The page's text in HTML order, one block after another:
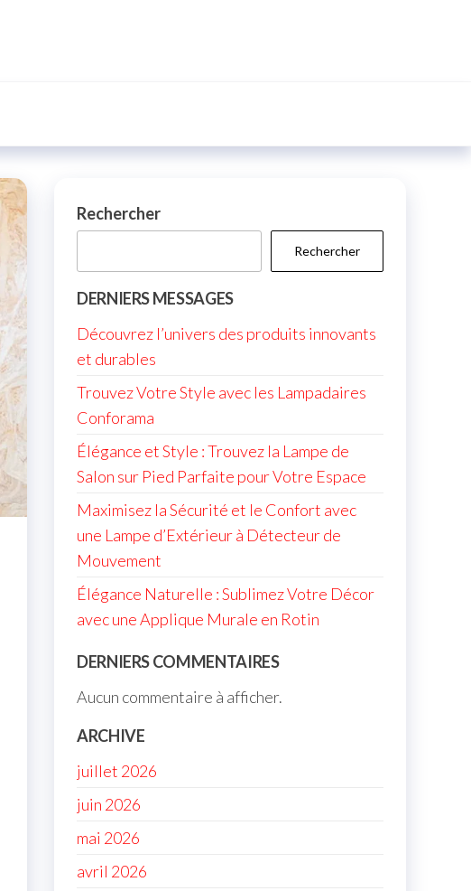
Rechercher
Rechercher
DERNIERS MESSAGES
Découvrez l’univers des produits innovants
et durables
Trouvez Votre Style avec les Lampadaires
Conforama
Élégance et Style : Trouvez la Lampe de
Salon sur Pied Parfaite pour Votre Espace
Maximisez la Sécurité et le Confort avec
une Lampe d’Extérieur à Détecteur de
Mouvement
Élégance Naturelle : Sublimez Votre Décor
avec une Applique Murale en Rotin
DERNIERS COMMENTAIRES
Aucun commentaire à afficher.
ARCHIVE
juillet 2026
juin 2026
mai 2026
avril 2026